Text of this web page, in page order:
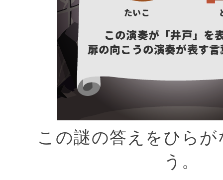
この謎の答えをひら
う。